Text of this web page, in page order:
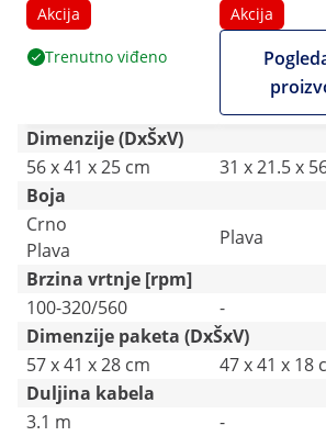
W - 560 o/min -
bušenja 13/50 mm
Akcija
Trenutno viđeno
Akcija
Dimenzije (DxŠxV)
56 x 41 x 25 cm
31 x 21.5 x
Boja
Crno
Plava
Plava
Brzina vrtnje [rpm]
100-320/560
-
Dimenzije paketa (DxŠxV)
57 x 41 x 28 cm
47 x 41 x 18
Duljina kabela
3.1 m
-